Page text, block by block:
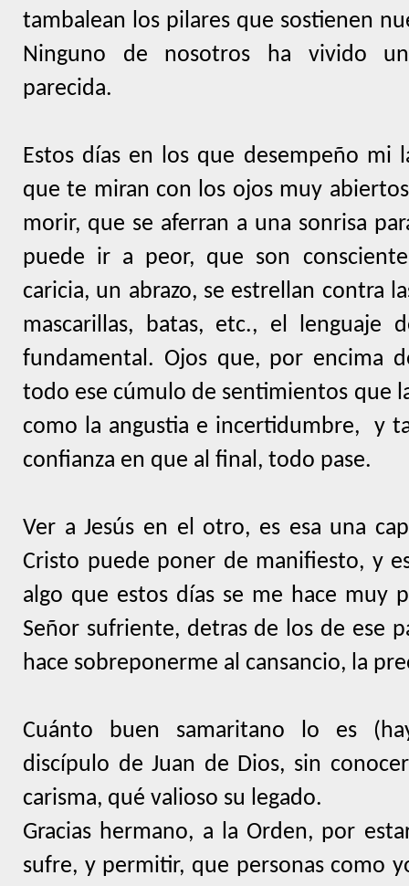
tambalean los pilares que sostienen
Ninguno de nosotros ha vivido
parecida.
Estos días en los que desempeño mi
que te miran con los ojos muy
morir, que se aferran a una sonrisa
puede ir a peor, que son
caricia, un abrazo, se estrellan contra
mascarillas, batas, etc., el lenguaje
fundamental. Ojos que, por encima
todo ese cúmulo de sentimientos que
como la angustia e incertidumbre,
y
confianza en que al final, todo pase.
Ver a Jesús en el otro, es esa una
Cristo puede poner de manifiesto, y
algo que estos días se me hace muy
Señor sufriente, detras de los de ese
hace sobreponerme al cansancio, la
Cuánto buen samaritano lo es
discípulo de Juan de Dios, sin
carisma, qué valioso su legado.
Gracias hermano, a la Orden, por
sufre, y permitir, que personas como